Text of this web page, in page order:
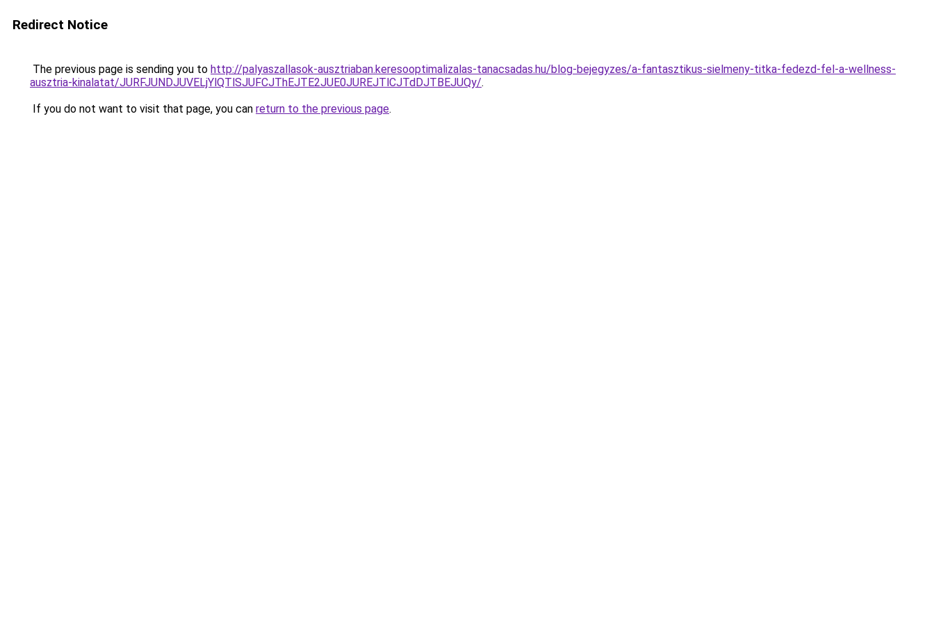
Redirect Notice
The previous page is sending you to http://palyaszallasok-ausztriaban.keresooptimalizalas-tanacsadas.hu/blog-bejegyzes/a-fantasztikus-sielmeny-titka-fedezd-fel-a-wellness-
ausztria-kinalatat/JURFJUNDJUVELjYlQTlSJUFCJThEJTE2JUE0JUREJTlCJTdDJTBEJUQy/.
If you do not want to visit that page, you can return to the previous page.